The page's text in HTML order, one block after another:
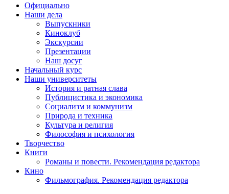
Официально
Наши дела
Выпускники
Киноклуб
Экскурсии
Презентации
Наш досуг
Начальный курс
Наши университеты
История и ратная слава
Публицистика и экономика
Социализм и коммунизм
Природа и техника
Культура и религия
Философия и психология
Творчество
Книги
Романы и повести. Рекомендация редактора
Кино
Фильмография. Рекомендация редактора